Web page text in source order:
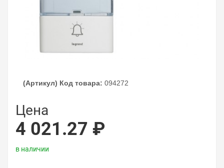
(Артикул) Код товара: 094272
Цена
4 021.27 ₽
в наличии